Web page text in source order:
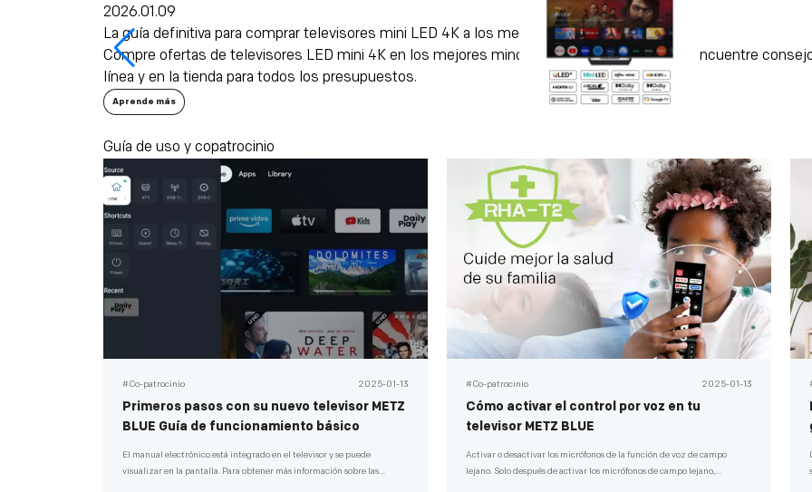
2026.01.09
La guía definitiva para comprar televisores mini LED 4K a los mejores precios
Compre ofertas de televisores LED mini 4K en los mejores minoristas, compare precios y encuentre
línea y en la tienda para todos los presupuestos.
Aprende más
Guía de uso y copatrocinio
#Co-patrocinio 2025-01-13
Primeros pasos con su nuevo televisor METZ
BLUE Guía de funcionamiento básico
El manual electrónico está integrado en el televisor y se puede
visualizar en la pantalla. Para obtener más información sobre las
#Co-patrocinio 2025-01-13
Cómo activar el control por voz en tu
televisor METZ BLUE
Activar o desactivar los micrófonos de la función de voz de campo
lejano. Solo después de activar los micrófonos de campo lejano,